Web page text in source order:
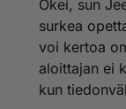
Okei, sun
surkea
voi kertoa
aloittajan ei
kun